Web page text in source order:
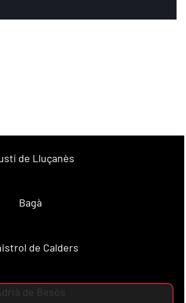
de Lluçanès
Bagà
de Calders
de Besòs